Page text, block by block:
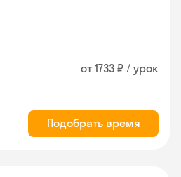
от 1733 ₽ / урок
Подобрать время